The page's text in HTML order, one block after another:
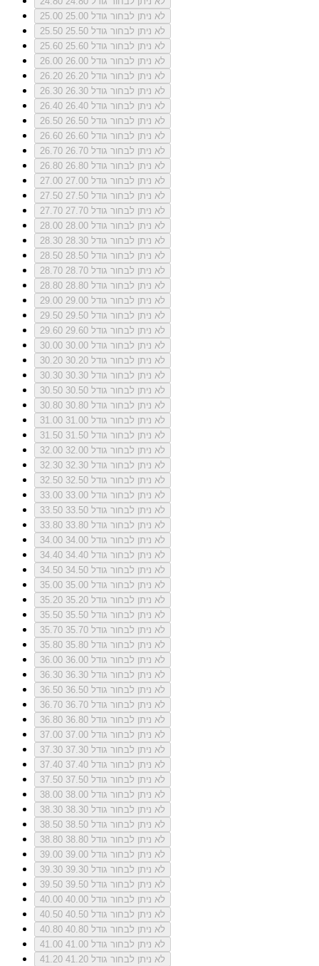
25.00
לא ניתן לבחור גודל 25.00
25.50
לא ניתן לבחור גודל 25.50
25.60
לא ניתן לבחור גודל 25.60
26.00
לא ניתן לבחור גודל 26.00
26.20
לא ניתן לבחור גודל 26.20
26.30
לא ניתן לבחור גודל 26.30
26.40
לא ניתן לבחור גודל 26.40
26.50
לא ניתן לבחור גודל 26.50
26.60
לא ניתן לבחור גודל 26.60
26.70
לא ניתן לבחור גודל 26.70
26.80
לא ניתן לבחור גודל 26.80
27.00
לא ניתן לבחור גודל 27.00
27.50
לא ניתן לבחור גודל 27.50
27.70
לא ניתן לבחור גודל 27.70
28.00
לא ניתן לבחור גודל 28.00
28.30
לא ניתן לבחור גודל 28.30
28.50
לא ניתן לבחור גודל 28.50
28.70
לא ניתן לבחור גודל 28.70
28.80
לא ניתן לבחור גודל 28.80
29.00
לא ניתן לבחור גודל 29.00
29.50
לא ניתן לבחור גודל 29.50
29.60
לא ניתן לבחור גודל 29.60
30.00
לא ניתן לבחור גודל 30.00
30.20
לא ניתן לבחור גודל 30.20
30.30
לא ניתן לבחור גודל 30.30
30.50
לא ניתן לבחור גודל 30.50
30.80
לא ניתן לבחור גודל 30.80
31.00
לא ניתן לבחור גודל 31.00
31.50
לא ניתן לבחור גודל 31.50
32.00
לא ניתן לבחור גודל 32.00
32.30
לא ניתן לבחור גודל 32.30
32.50
לא ניתן לבחור גודל 32.50
33.00
לא ניתן לבחור גודל 33.00
33.50
לא ניתן לבחור גודל 33.50
33.80
לא ניתן לבחור גודל 33.80
34.00
לא ניתן לבחור גודל 34.00
34.40
לא ניתן לבחור גודל 34.40
34.50
לא ניתן לבחור גודל 34.50
35.00
לא ניתן לבחור גודל 35.00
35.20
לא ניתן לבחור גודל 35.20
35.50
לא ניתן לבחור גודל 35.50
35.70
לא ניתן לבחור גודל 35.70
35.80
לא ניתן לבחור גודל 35.80
36.00
לא ניתן לבחור גודל 36.00
36.30
לא ניתן לבחור גודל 36.30
36.50
לא ניתן לבחור גודל 36.50
36.70
לא ניתן לבחור גודל 36.70
36.80
לא ניתן לבחור גודל 36.80
37.00
לא ניתן לבחור גודל 37.00
37.30
לא ניתן לבחור גודל 37.30
37.40
לא ניתן לבחור גודל 37.40
37.50
לא ניתן לבחור גודל 37.50
38.00
לא ניתן לבחור גודל 38.00
38.30
לא ניתן לבחור גודל 38.30
38.50
לא ניתן לבחור גודל 38.50
38.80
לא ניתן לבחור גודל 38.80
39.00
לא ניתן לבחור גודל 39.00
39.30
לא ניתן לבחור גודל 39.30
39.50
לא ניתן לבחור גודל 39.50
40.00
לא ניתן לבחור גודל 40.00
40.50
לא ניתן לבחור גודל 40.50
40.80
לא ניתן לבחור גודל 40.80
41.00
לא ניתן לבחור גודל 41.00
41.20
לא ניתן לבחור גודל 41.20